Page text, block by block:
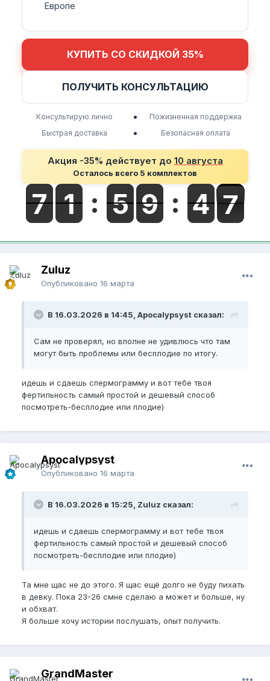
Европе
КУПИТЬ СО СКИДКОЙ 35%
ПОЛУЧИТЬ КОНСУЛЬТАЦИЮ
Консультирую лично •
Пожизненная поддержка
Быстрая доставка
• Безопасная оплата
Акция -35% действует до 10 августа
Осталось всего 5 комплектов
Zuluz
Опубликовано 16 марта
В 16.03.2026 в 14:45, Apocalypsyst сказал:
Сам не проверял, но вполне не удивлюсь что там
могут быть проблемы или бесплодие по итогу.
идешь и сдаешь спермограмму и вот тебе твоя
фертильность самый простой и дешевый способ
посмотреть-бесплодие или плодие)
Apocalypsyst
Опубликовано 16 марта
В 16.03.2026 в 15:25, Zuluz сказал:
идешь и сдаешь спермограмму и вот тебе твоя
фертильность самый простой и дешевый способ
посмотреть-бесплодие или плодие)
Та мне щас не до этого. Я щас ещё долго не буду пихать
в девку. Пока 23-26 смне сделаю а может и больше, ну
и обхват.
Я больше хочу истории послушать, опыт получить.
GrandMaster